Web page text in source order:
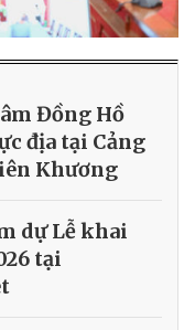
Đồng Hồ
địa tại Cảng
Khương
dự Lễ khai
tại